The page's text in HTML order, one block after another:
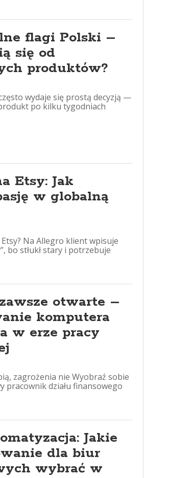
flagi Polski –
się od
produktów?
wydaje się prostą decyzją —
po kilku tygodniach
Etsy: Jak
w globalną
Na Allegro klient wpisuje
bo stłukł stary i potrzebuje
otwarte –
komputera
w erze pracy
zagrożenia nie Wyobraź sobie
pracownik działu finansowego
Jakie
dla biur
wybrać w